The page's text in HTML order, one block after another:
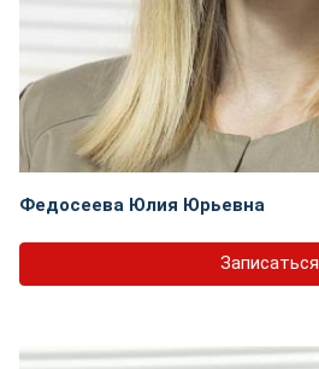
Федосеева Юлия Юрьевна
Записаться